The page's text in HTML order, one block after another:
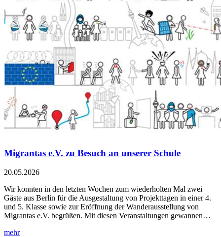
Migrantas e.V. zu Besuch an unserer Schule
20.05.2026
Wir konnten in den letzten Wochen zum wiederholten Mal zwei
Gäste aus Berlin für die Ausgestaltung von Projekttagen in einer 4.
und 5. Klasse sowie zur Eröffnung der Wanderausstellung von
Migrantas e.V. begrüßen. Mit diesen Veranstaltungen gewannen…
mehr